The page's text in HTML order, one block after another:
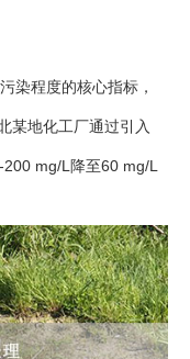
染程度的核心指标，
某地化工厂通过引入
mg/L降至60 mg/L